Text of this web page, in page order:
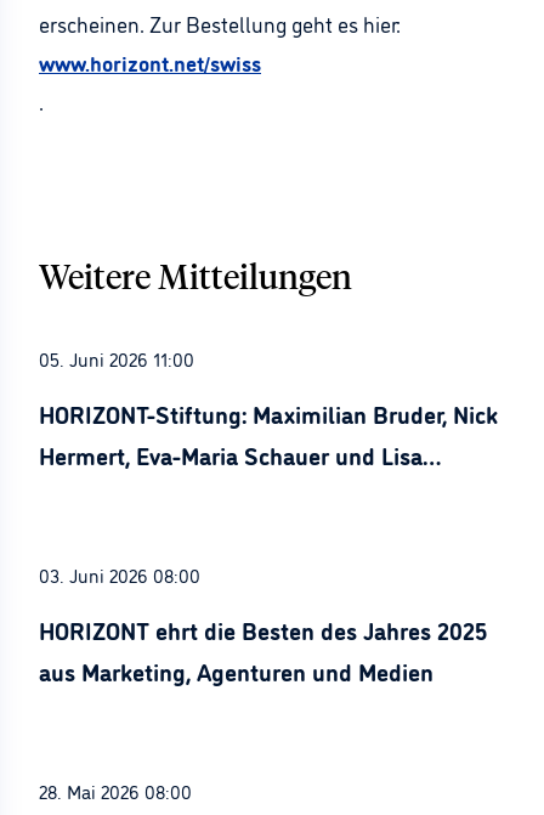
erscheinen. Zur Bestellung geht es hier:
www.horizont.net/swiss
.
Weitere Mitteilungen
05. Juni 2026 11:00
HORIZONT-Stiftung: Maximilian Bruder, Nick
Hermert, Eva-Maria Schauer und Lisa
03. Juni 2026 08:00
HORIZONT ehrt die Besten des Jahres 2025
aus Marketing, Agenturen und Medien
28. Mai 2026 08:00